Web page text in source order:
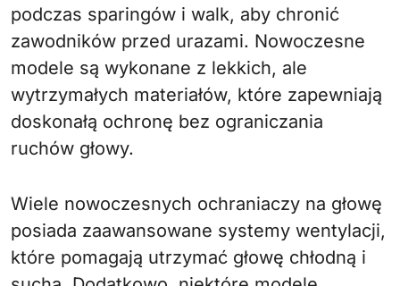
podczas sparingów i walk, aby chronić
zawodników przed urazami. Nowoczesne
modele są wykonane z lekkich, ale
wytrzymałych materiałów, które zapewniają
doskonałą ochronę bez ograniczania
ruchów głowy.
Wiele nowoczesnych ochraniaczy na głowę
posiada zaawansowane systemy wentylacji,
które pomagają utrzymać głowę chłodną i